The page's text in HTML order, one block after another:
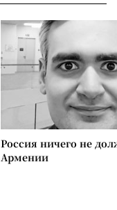
Россия ничего не
Армении